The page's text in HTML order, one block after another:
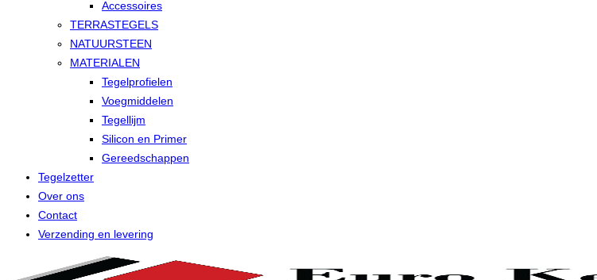
Accessoires
TERRASTEGELS
NATUURSTEEN
MATERIALEN
Tegelprofielen
Voegmiddelen
Tegellijm
Silicon en Primer
Gereedschappen
Tegelzetter
Over ons
Contact
Verzending en levering